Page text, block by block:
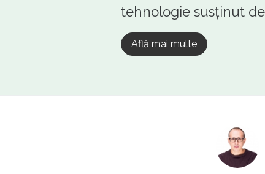
tehnologie susținut
Află mai multe